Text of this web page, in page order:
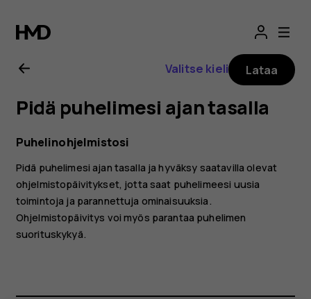
Nokia
G10
käyttöopas
Valitse kieli Lataa
Pidä puhelimesi ajan tasalla
Puhelinohjelmistosi
Pidä puhelimesi ajan tasalla ja hyväksy saatavilla olevat
ohjelmistopäivitykset, jotta saat puhelimeesi uusia
toimintoja ja parannettuja ominaisuuksia.
Ohjelmistopäivitys voi myös parantaa puhelimen
suorituskykyä.